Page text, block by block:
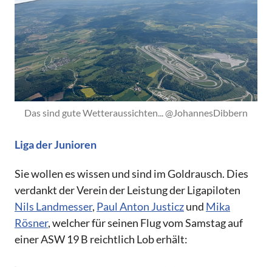
Das sind gute Wetteraussichten... @JohannesDibbern
Liga der Junioren
Sie wollen es wissen und sind im Goldrausch. Dies
verdankt der Verein der Leistung der Ligapiloten
Nils Landmesser, Paul Anton Justiczund Mika
Rösner, welcher für seinen Flug vom Samstag auf
einer ASW 19 B reichtlich Lob erhält: